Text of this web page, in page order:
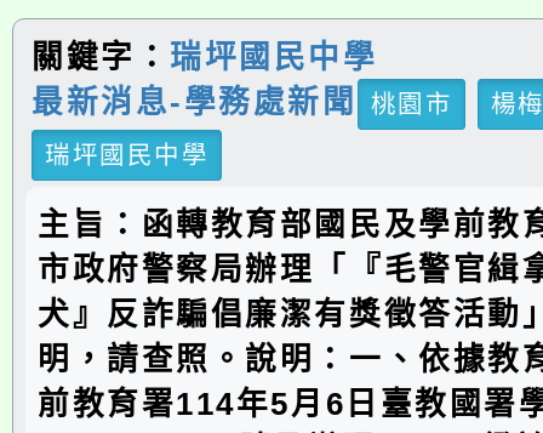
關鍵字： 瑞坪國民中學
最新消息-學務處新聞
桃園市
楊
瑞坪國民中學
主旨：函轉教育部國民及學前教
市政府警察局辦理「『毛警官緝
犬』反詐騙倡廉潔有獎徵答活動
明，請查照。說明：一、依據教
前教育署114年5月6日臺教國署